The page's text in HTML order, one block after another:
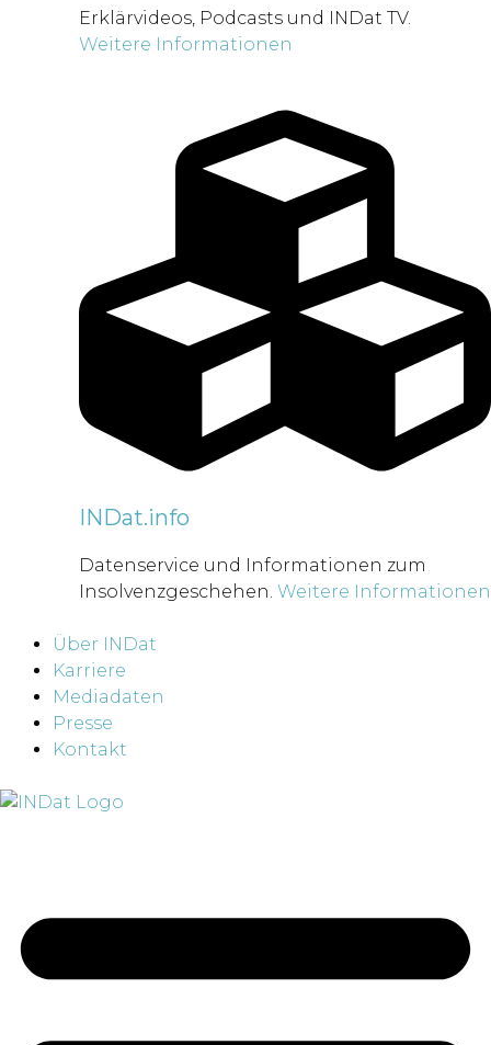
Erklärvideos, Podcasts und INDat TV.
Weitere Informationen
INDat.info
Datenservice und Informationen zum
Insolvenzgeschehen. Weitere Informationen
Über INDat
Karriere
Mediadaten
Presse
Kontakt